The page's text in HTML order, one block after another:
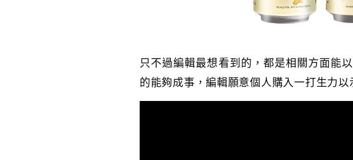
只不過編輯最想看到的，都是相關方面能
的能夠成事，編輯願意個人購入一打生力以